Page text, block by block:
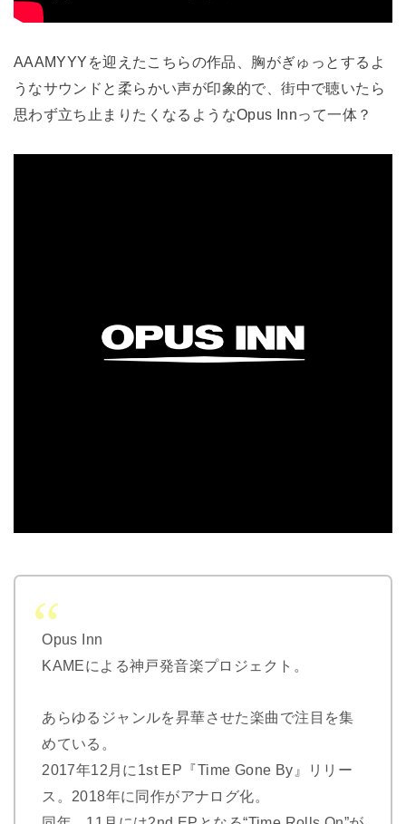
AAAMYYYを迎えたこちらの作品、胸がぎゅっとするよ
うなサウンドと柔らかい声が印象的で、街中で聴いたら
思わず立ち止まりたくなるようなOpus Innって一体？
Opus Inn
KAMEによる神戸発音楽プロジェクト。
あらゆるジャンルを昇華させた楽曲で注目を集
めている。
2017年12月に1st EP『Time Gone By』リリー
ス。2018年に同作がアナログ化。